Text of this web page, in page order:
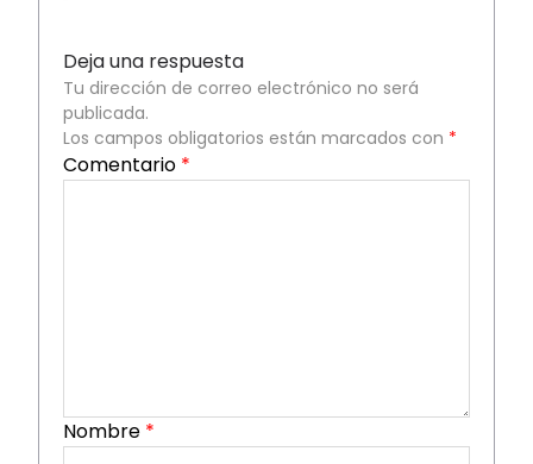
Deja una respuesta
Tu dirección de correo electrónico no será
publicada.
Los campos obligatorios están marcados con *
Comentario *
Nombre *